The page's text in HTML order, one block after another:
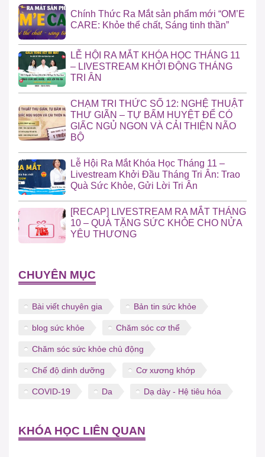
Chính Thức Ra Mắt sản phẩm mới “OM’E
CARE: Khỏe thể chất, Sáng tinh thần”
LỄ HỘI RA MẮT KHÓA HỌC THÁNG 11
– LIVESTREAM KHỞI ĐỘNG THÁNG
TRI ÂN
CHẠM TRI THỨC SỐ 12: NGHỆ THUẬT
THƯ GIÃN – TỰ BẤM HUYỆT ĐỂ CÓ
GIẤC NGỦ NGON VÀ CẢI THIỆN NÃO
BỘ
Lễ Hội Ra Mắt Khóa Học Tháng 11 –
Livestream Khởi Đầu Tháng Tri Ân: Trao
Quà Sức Khỏe, Gửi Lời Tri Ân
[RECAP] LIVESTREAM RA MẮT THÁNG
10 – QUÀ TẶNG SỨC KHỎE CHO NỬA
YÊU THƯƠNG
CHUYÊN MỤC
Bài viết chuyên gia Bản tin sức khỏe
blog sức khỏe Chăm sóc cơ thể
Chăm sóc sức khỏe chủ động
Chế độ dinh dưỡng Cơ xương khớp
COVID-19 Da Dạ dày - Hệ tiêu hóa
KHÓA HỌC LIÊN QUAN